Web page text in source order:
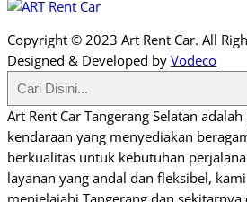
Copyright © 2023 Art Rent Car. All
Designed & Developed by Vodeco
Art Rent Car Tangerang Selatan
kendaraan yang menyediakan
berkualitas untuk kebutuhan
layanan yang andal dan fleksibel,